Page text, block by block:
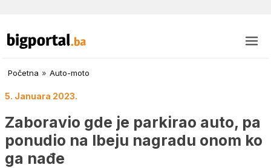
Početna » Auto-moto
5. Januara 2023.
Zaboravio gde je parkirao auto, pa
ponudio na Ibeju nagradu onom ko
ga nađe